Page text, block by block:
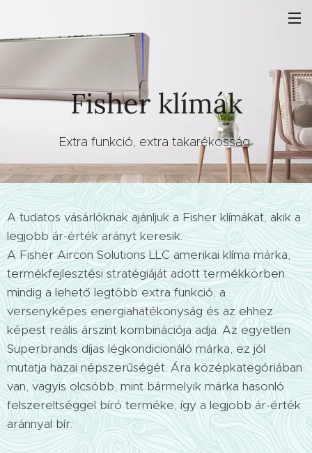
Fisher klímák
Extra funkció, extra takarékosság.
A tudatos vásárlóknak ajánljuk a Fisher klímákat, akik a
legjobb ár-érték arányt keresik.
A Fisher Aircon Solutions LLC amerikai klíma márka,
termékfejlesztési stratégiáját adott termékkörben
mindig a lehető legtöbb extra funkció, a
versenyképes energiahatékonyság és az ehhez
képest reális árszint kombinációja adja. Az egyetlen
Superbrands díjas légkondicionáló márka, ez jól
mutatja hazai népszerűségét. Ára középkategóriában
van, vagyis olcsóbb, mint bármelyik márka hasonló
felszereltséggel bíró terméke, így a legjobb ár-érték
aránnyal bír.